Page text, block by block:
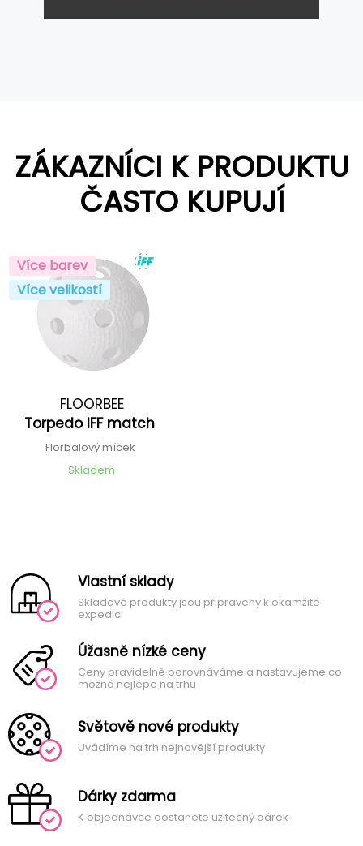
ZÁKAZNÍCI K PRODUKTU
ČASTO KUPUJÍ
Více barev
Více velikostí
FLOORBEE
Torpedo IFF match
Florbalový míček
Skladem
Vlastní sklady
Skladové produkty jsou připraveny k okamžité
expedici
Úžasně nízké ceny
Ceny pravidelně porovnáváme a nastavujeme co
možná nejlépe na trhu
Světově nové produkty
Uvádíme na trh nejnovější produkty
Dárky zdarma
K objednávce dostanete užitečný dárek